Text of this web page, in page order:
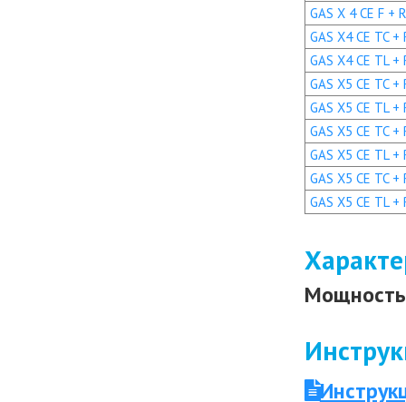
GAS X 4 CE F +
GAS X4 CE TC +
GAS X4 CE TL +
GAS X5 CE TC +
GAS X5 CE TL +
GAS X5 CE TC +
GAS X5 CE TL +
GAS X5 CE TC +
GAS X5 CE TL +
Мощность